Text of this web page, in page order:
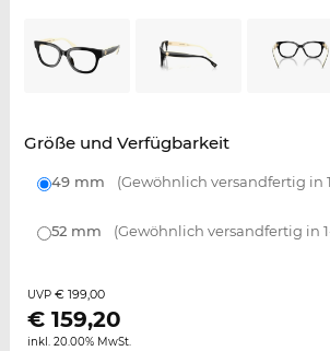
Größe und Verfügbarkeit
49 mm (Gewöhnlich versandfertig in
52 mm (Gewöhnlich versandfertig in
UVP € 199,00
€ 159,20
inkl. 20.00% MwSt.